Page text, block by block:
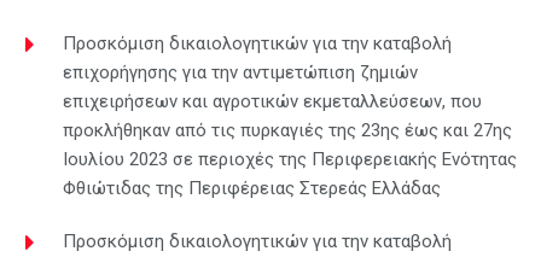
Προσκόμιση δικαιολογητικών για την καταβολή
επιχορήγησης για την αντιμετώπιση ζημιών
επιχειρήσεων και αγροτικών εκμεταλλεύσεων, που
προκλήθηκαν από τις πυρκαγιές της 23ης έως και 27ης
Ιουλίου 2023 σε περιοχές της Περιφερειακής Ενότητας
Φθιώτιδας της Περιφέρειας Στερεάς Ελλάδας
Προσκόμιση δικαιολογητικών για την καταβολή